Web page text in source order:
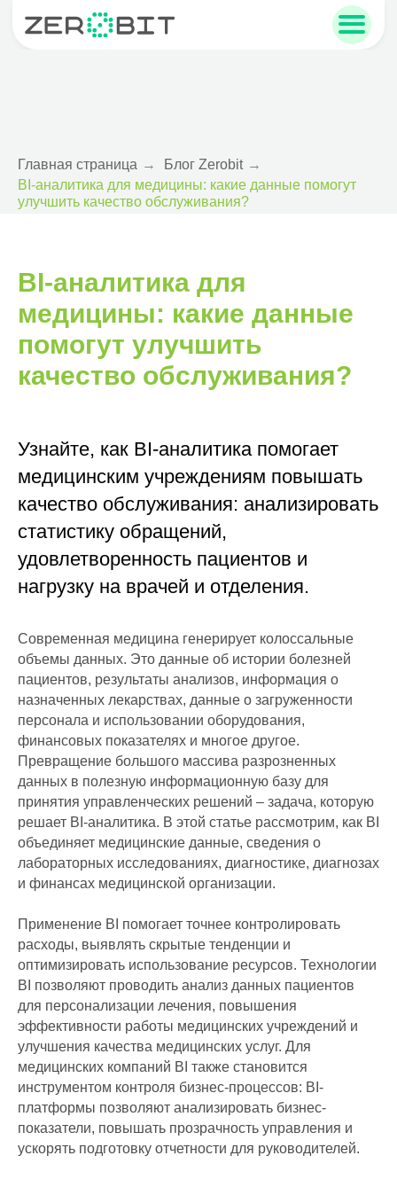
Главная страница → Блог Zerobit →
BI-аналитика для медицины: какие данные помогут
улучшить качество обслуживания?
BI-аналитика для
медицины: какие данные
помогут улучшить
качество обслуживания?
Узнайте, как BI-аналитика помогает
медицинским учреждениям повышать
качество обслуживания: анализировать
статистику обращений,
удовлетворенность пациентов и
нагрузку на врачей и отделения.
Современная медицина генерирует колоссальные
объемы данных. Это данные об истории болезней
пациентов, результаты анализов, информация о
назначенных лекарствах, данные о загруженности
персонала и использовании оборудования,
финансовых показателях и многое другое.
Превращение большого массива разрозненных
данных в полезную информационную базу для
принятия управленческих решений – задача, которую
решает BI-аналитика. В этой статье рассмотрим, как BI
объединяет медицинские данные, сведения о
лабораторных исследованиях, диагностике, диагнозах
и финансах медицинской организации.
Применение BI помогает точнее контролировать
расходы, выявлять скрытые тенденции и
оптимизировать использование ресурсов. Технологии
BI позволяют проводить анализ данных пациентов
для персонализации лечения, повышения
эффективности работы медицинских учреждений и
улучшения качества медицинских услуг. Для
медицинских компаний BI также становится
инструментом контроля бизнес-процессов: BI-
платформы позволяют анализировать бизнес-
показатели, повышать прозрачность управления и
ускорять подготовку отчетности для руководителей.